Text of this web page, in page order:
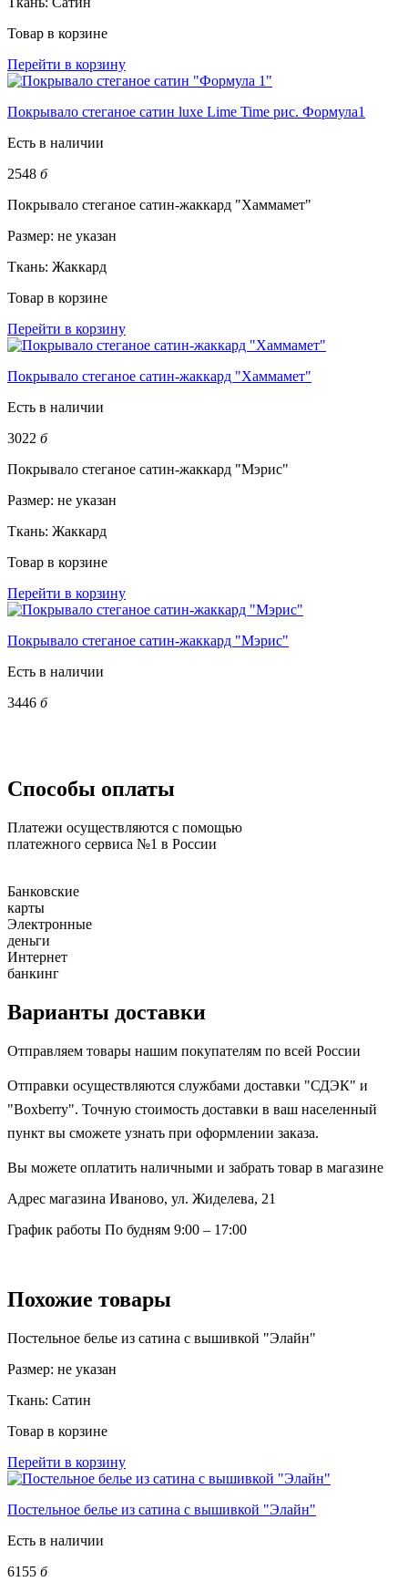
Товар в корзине
Перейти в корзину
Покрывало стеганое сатин luxe Lime Time рис. Формула1
Есть в наличии
2548 б
Покрывало стеганое сатин-жаккард "Хаммамет"
Размер: не указан
Ткань: Жаккард
Товар в корзине
Перейти в корзину
Покрывало стеганое сатин-жаккард "Хаммамет"
Есть в наличии
3022 б
Покрывало стеганое сатин-жаккард "Мэрис"
Размер: не указан
Ткань: Жаккард
Товар в корзине
Перейти в корзину
Покрывало стеганое сатин-жаккард "Мэрис"
Есть в наличии
3446 б
Способы оплаты
Платежи осуществляются с помощью
платежного сервиса №1 в России
Банковские
карты
Электронные
деньги
Интернет
банкинг
Варианты доставки
Отправляем товары нашим покупателям по всей России
Отправки осуществляются службами доставки "СДЭК" и
"Boxberry". Точную стоимость доставки в ваш населенный
пункт вы сможете узнать при оформлении заказа.
Вы можете оплатить наличными и забрать товар в магазине
Адрес магазина Иваново, ул. Жиделева, 21
График работы По будням 9:00 – 17:00
Похожие товары
Постельное белье из сатина с вышивкой "Элайн"
Размер: не указан
Ткань: Сатин
Товар в корзине
Перейти в корзину
Постельное белье из сатина с вышивкой "Элайн"
Есть в наличии
6155 б